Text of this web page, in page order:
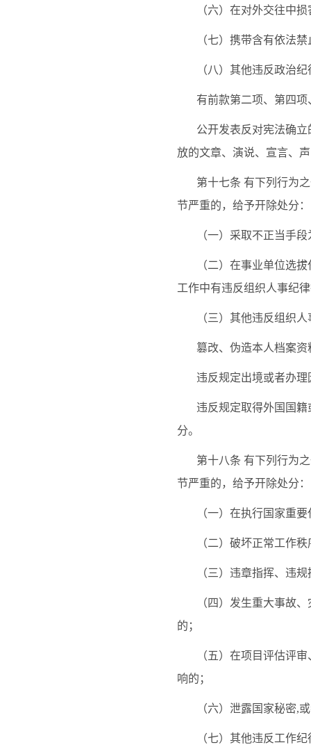
（六）在对外交往中
（七）携带含有依法
（八）其他违反政治
有前款第二项、第四
公开发表反对宪法确
放的文章、演说、宣言、
第十七条 有下列行为
节严重的，给予开除处分：
（一）采取不正当手
（二）在事业单位选
工作中有违反组织人事纪
（三）其他违反组织
篡改、伪造本人档案
违反规定出境或者办
违反规定取得外国国
分。
第十八条 有下列行为
节严重的，给予开除处分：
（一）在执行国家重
（二）破坏正常工作
（三）违章指挥、违
（四）发生重大事故
的；
（五）在项目评估评
响的；
（六）泄露国家秘密,
（七）其他违反工作